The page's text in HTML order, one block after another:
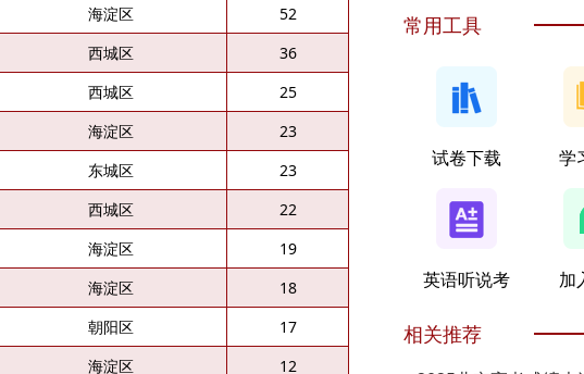
海淀区
52
西城区
36
西城区
25
海淀区
23
东城区
23
西城区
22
海淀区
19
海淀区
18
朝阳区
17
海淀区
12
常用工具
试卷下载 学
英语听说考 加
相关推荐